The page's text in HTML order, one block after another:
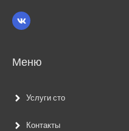
Меню
Услуги сто
Контакты